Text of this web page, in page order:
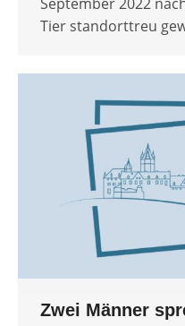
Tier standorttreu
Zwei Männer